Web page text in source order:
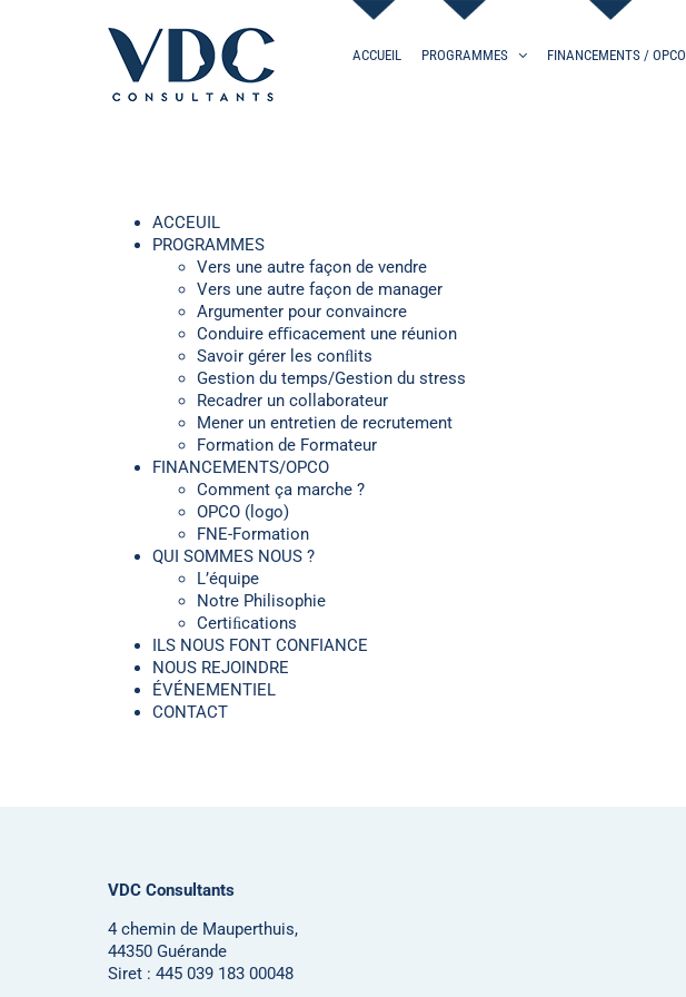
ACCUEIL PROGRAMMES FINANCEMENTS / OPCO
ACCEUIL
PROGRAMMES
Vers une autre façon de vendre
Vers une autre façon de manager
Argumenter pour convaincre
Conduire eﬃcacement une réunion
Savoir gérer les conﬂits
Gestion du temps/Gestion du stress
Recadrer un collaborateur
Mener un entretien de recrutement
Formation de Formateur
FINANCEMENTS/OPCO
Comment ça marche ?
OPCO (logo)
FNE-Formation
QUI SOMMES NOUS ?
L’équipe
Notre Philisophie
Certiﬁcations
ILS NOUS FONT CONFIANCE
NOUS REJOINDRE
ÉVÉNEMENTIEL
CONTACT
VDC Consultants
4 chemin de Mauperthuis,
44350 Guérande
Siret : 445 039 183 00048